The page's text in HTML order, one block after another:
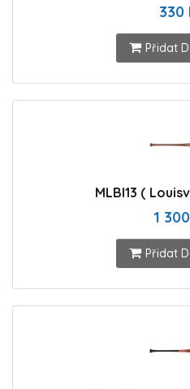
330
Přidat
MLBI13 (
1
Přidat